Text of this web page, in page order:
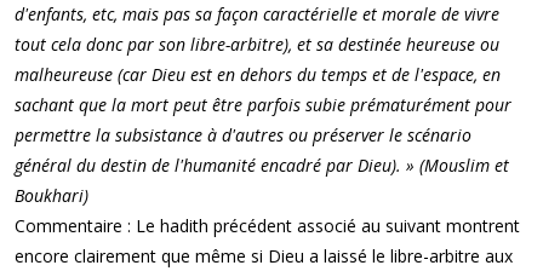
d'enfants, etc, mais pas sa façon caractérielle et morale de vivre
tout cela donc par son libre-arbitre), et sa destinée heureuse ou
malheureuse (car Dieu est en dehors du temps et de l'espace, en
sachant que la mort peut être parfois subie prématurément pour
permettre la subsistance à d'autres ou préserver le scénario
général du destin de l'humanité encadré par Dieu). » (Mouslim et
Boukhari)
Commentaire : Le hadith précédent associé au suivant montrent
encore clairement que même si Dieu a laissé le libre-arbitre aux